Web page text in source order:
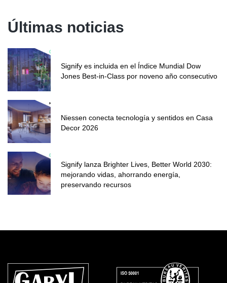
Últimas noticias
Signify es incluida en el Índice Mundial Dow
Jones Best-in-Class por noveno año consecutivo
Niessen conecta tecnología y sentidos en Casa
Decor 2026
Signify lanza Brighter Lives, Better World 2030:
mejorando vidas, ahorrando energía,
preservando recursos